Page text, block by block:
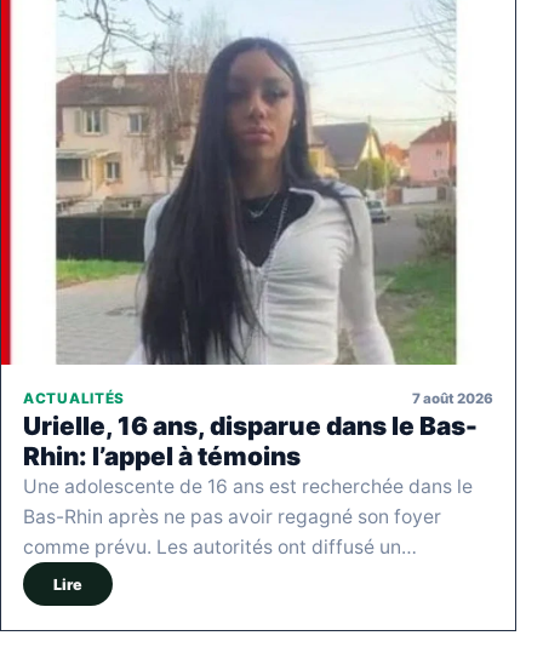
ACTUALITÉS 7 août 2026
Urielle, 16 ans, disparue dans le Bas-
Rhin: l’appel à témoins
Une adolescente de 16 ans est recherchée dans le
Bas-Rhin après ne pas avoir regagné son foyer
comme prévu. Les autorités ont diffusé un…
Lire